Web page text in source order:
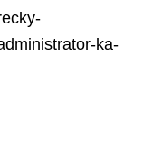
ka-